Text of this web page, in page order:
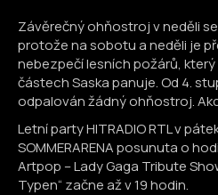
Závěrečný ohňostroj v neděli
protože na sobotu a neděli je
nebezpečí lesních požárů,
částech Saska panuje. Od 4.
odpalován žádný ohňostroj.
Letní party HITRADIO RTL v
SOMMERARENA posunuta o
Artpop – Lady Gaga Tribute
Typen“ začne až v 19 hodin.